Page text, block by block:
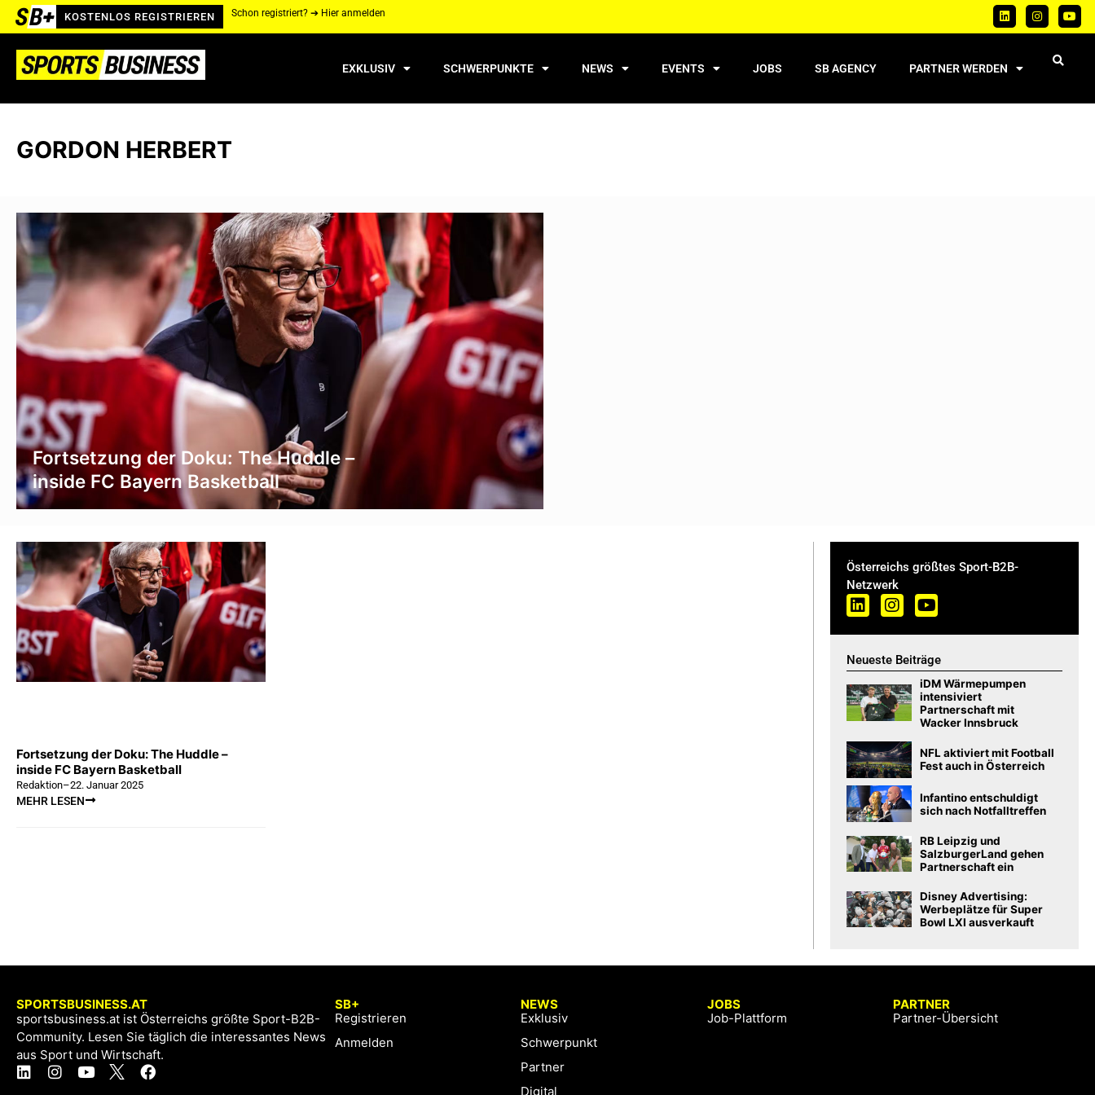
KOSTENLOS REGISTRIEREN Schon registriert? ➔ Hier anmelden
EXKLUSIV SCHWERPUNKTE NEWS EVENTS JOBS SB AGENCY PARTNER WERDEN
GORDON HERBERT
Fortsetzung der Doku: The Huddle –
inside FC Bayern Basketball
Fortsetzung der Doku: The Huddle –
inside FC Bayern Basketball
Redaktion–22. Januar 2025
MEHR LESEN
Österreichs größtes Sport-B2B-
Netzwerk
Neueste Beiträge
iDM Wärmepumpen
intensiviert
Partnerschaft mit
Wacker Innsbruck
NFL aktiviert mit Football
Fest auch in Österreich
Infantino entschuldigt
sich nach Notfalltreffen
RB Leipzig und
SalzburgerLand gehen
Partnerschaft ein
Disney Advertising:
Werbeplätze für Super
Bowl LXI ausverkauft
SPORTSBUSINESS.AT
sportsbusiness.at ist Österreichs größte Sport-B2B-
Community. Lesen Sie täglich die interessantes News
aus Sport und Wirtschaft.
SB+
Registrieren
Anmelden
NEWS
Exklusiv
Schwerpunkt
Partner
Digital
JOBS
Job-Plattform
PARTNER
Partner-Übersicht